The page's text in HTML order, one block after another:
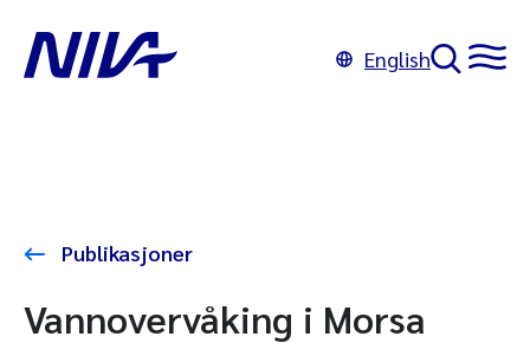
English
Publikasjoner
Vannovervåking i Morsa